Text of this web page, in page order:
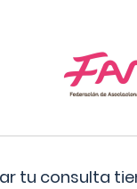
tu consulta